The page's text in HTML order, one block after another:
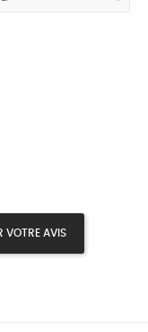
VOTRE AVIS